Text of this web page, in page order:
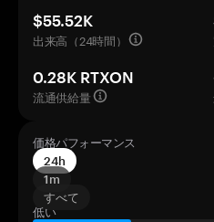
$55.52K
出来高（24時間）
0.28K RTXON
流通供給量
価格パフォーマンス
24h
1m
すべて
低い